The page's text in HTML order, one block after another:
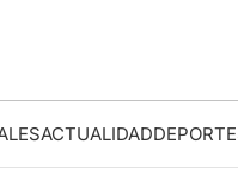
ACTUALIDAD